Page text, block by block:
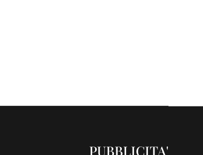
PUBBLICITA'